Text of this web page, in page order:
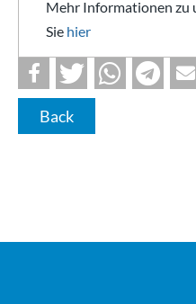
Mehr Informationen zu
Sie hier
Back